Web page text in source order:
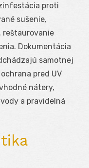
proti
sušenie,
reštaurovanie
Dokumentácia
samotnej
pred UV
nátery,
a pravidelná